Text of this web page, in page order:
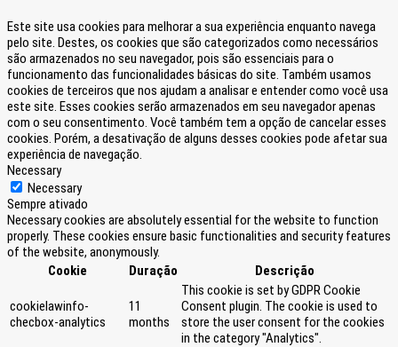
Este site usa cookies para melhorar a sua experiência enquanto navega
pelo site. Destes, os cookies que são categorizados como necessários
são armazenados no seu navegador, pois são essenciais para o
funcionamento das funcionalidades básicas do site. Também usamos
cookies de terceiros que nos ajudam a analisar e entender como você usa
este site. Esses cookies serão armazenados em seu navegador apenas
com o seu consentimento. Você também tem a opção de cancelar esses
cookies. Porém, a desativação de alguns desses cookies pode afetar sua
experiência de navegação.
Necessary
Necessary
Sempre ativado
Necessary cookies are absolutely essential for the website to function
properly. These cookies ensure basic functionalities and security features
of the website, anonymously.
Cookie
Duração Descrição
cookielawinfo-
checbox-analytics
11
months
This cookie is set by GDPR Cookie
Consent plugin. The cookie is used to
store the user consent for the cookies
in the category "Analytics".